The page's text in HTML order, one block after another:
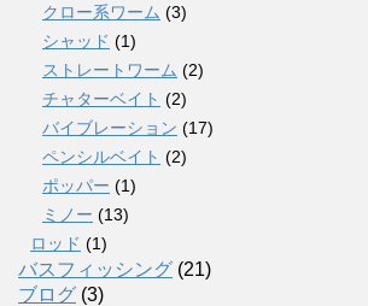
クロー系ワーム (3)
シャッド (1)
ストレートワーム (2)
チャターベイト (2)
バイブレーション (17)
ペンシルベイト (2)
ポッパー (1)
ミノー (13)
ロッド (1)
バスフィッシング (21)
ブログ (3)